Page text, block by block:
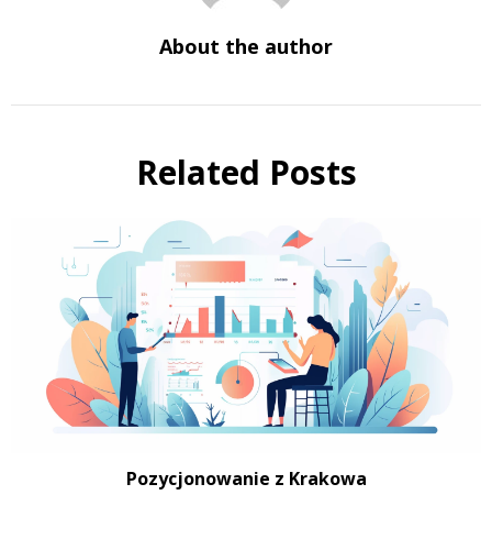
About the author
Related Posts
Pozycjonowanie z Krakowa